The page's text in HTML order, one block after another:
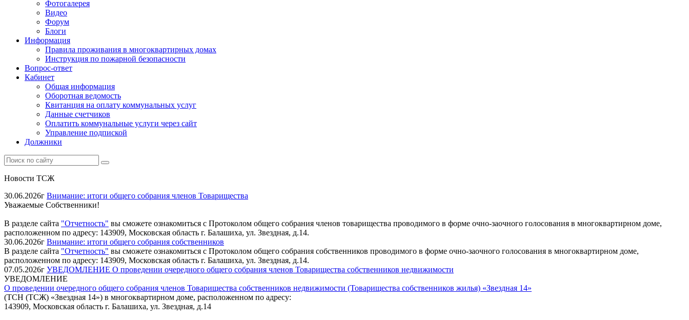
Фотогалерея
Видео
Форум
Блоги
Информация
Правила проживания в многоквартирных домах
Инструкция по пожарной безопасности
Вопрос-ответ
Кабинет
Общая информация
Оборотная ведомость
Квитанция на оплату коммунальных услуг
Данные счетчиков
Оплатить коммунальные услуги через сайт
Управление подпиской
Должники
Новости ТСЖ
30.06.2026г Внимание: итоги общего собрания членов Товарищества
Уважаемые Собственники!
В разделе сайта "Отчетность" вы сможете ознакомиться с Протоколом общего собрания членов товарищества проводимого в форме очно-заочного голосования в многоквартирном доме,
расположенном по адресу: 143909, Московская область г. Балашиха, ул. Звездная, д.14.
30.06.2026г Внимание: итоги общего собрания собственников
В разделе сайта "Отчетность" вы сможете ознакомиться с Протоколом общего собрания собственников проводимого в форме очно-заочного голосования в многоквартирном доме,
расположенном по адресу: 143909, Московская область г. Балашиха, ул. Звездная, д.14.
07.05.2026г УВЕДОМЛЕНИЕ О проведении очередного общего собрания членов Товарищества собственников недвижимости
УВЕДОМЛЕНИЕ
О проведении очередного общего собрания членов Товарищества собственников недвижимости (Товарищества собственников жилья) «Звездная 14»
(ТСН (ТСЖ) «Звездная 14») в многоквартирном доме, расположенном по адресу:
143909, Московская область г. Балашиха, ул. Звездная, д.14